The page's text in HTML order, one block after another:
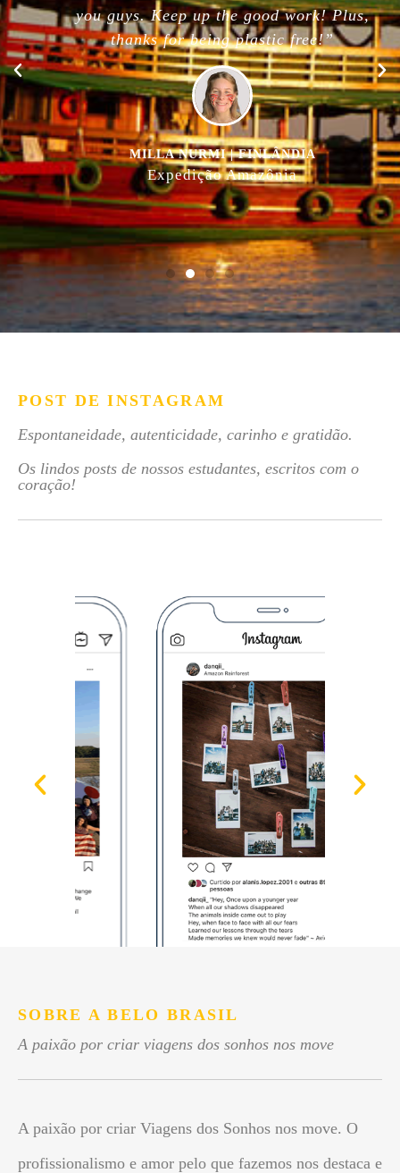
you guys. Keep up the good work! Plus,
thanks for being plastic free!”
MILLA NURMI | FINLÂNDIA
Expedição Amazônia
POST DE INSTAGRAM
Espontaneidade, autenticidade, carinho e gratidão.
Os lindos posts de nossos estudantes, escritos com o
coração!
SOBRE A BELO BRASIL
A paixão por criar viagens dos sonhos nos move
A paixão por criar Viagens dos Sonhos nos move. O
profissionalismo e amor pelo que fazemos nos destaca e